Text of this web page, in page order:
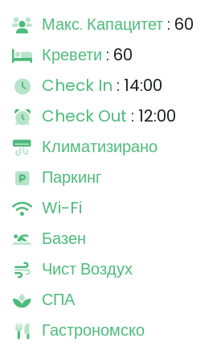
Макс. Капацитет : 60
Кревети : 60
Check In : 14:00
Check Out : 12:00
Климатизирано
Паркинг
Wi-Fi
Базен
Чист Воздух
СПА
Гастрономско